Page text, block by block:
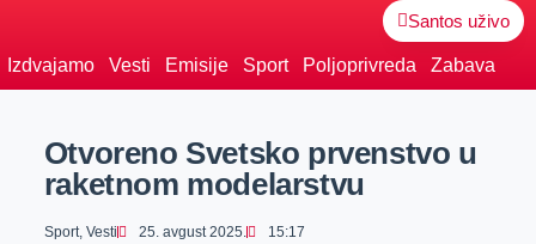
Santos uživo
Izdvajamo Vesti Emisije Sport Poljoprivreda Zabava
Otvoreno Svetsko prvenstvo u
raketnom modelarstvu
Sport, Vesti 25. avgust 2025. 15:17